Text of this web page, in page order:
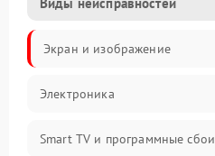
Экран и изображение
Электроника
Smart TV и программные сбои